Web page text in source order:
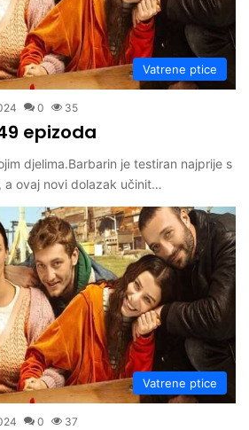
Vatrene ptice
0 35
epizoda
djelima.Barbarin je testiran najprije s
a ovaj novi dolazak učinit…
Vatrene ptice
0 37